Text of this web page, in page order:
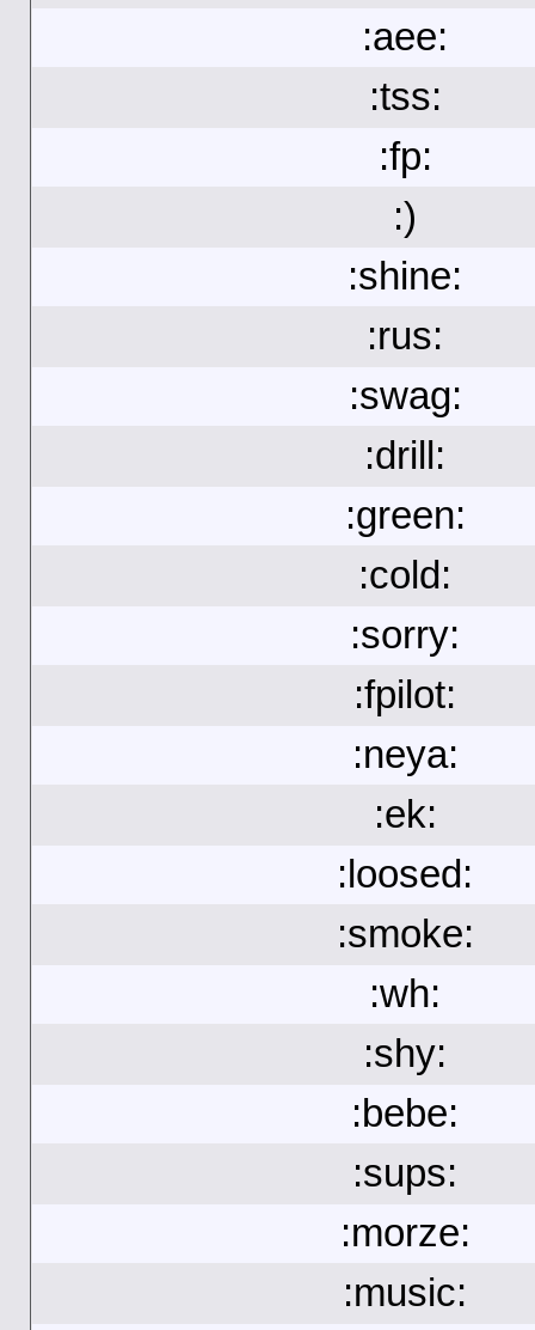
:aee:
:tss:
:fp:
:)
:shine:
:rus:
:swag:
:drill:
:green:
:cold:
:sorry:
:fpilot:
:neya:
:ek:
:loosed:
:smoke:
:wh:
:shy:
:bebe:
:sups:
:morze:
:music: